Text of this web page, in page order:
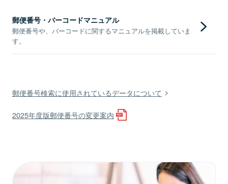
郵便番号・バーコードマニュアル
郵便番号や、バーコードに関するマニュアルを掲載していま
す。
郵便番号検索に使用されているデータについて
2025年度版郵便番号の変更案内